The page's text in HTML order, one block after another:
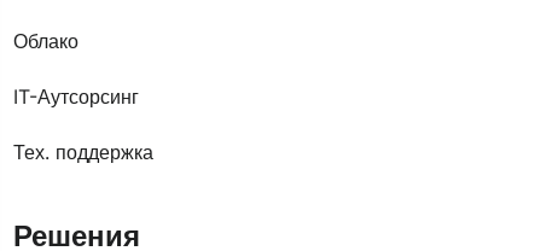
Облако
IT-Аутсорсинг
Тех. поддержка
Решения